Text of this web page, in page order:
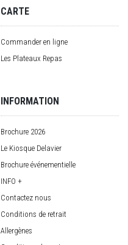
CARTE
Commander en ligne
Les Plateaux Repas
INFORMATION
Brochure 2026
Le Kiosque Delavier
Brochure événementielle
INFO +
Contactez nous
Conditions de retrait
Allergènes